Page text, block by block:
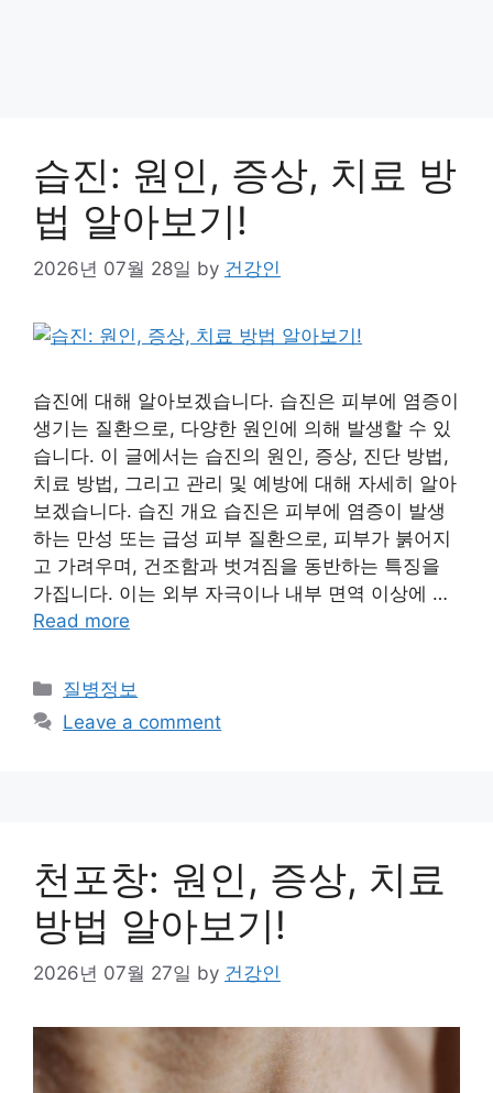
습진: 원인, 증상, 치료 방
법 알아보기!
2026년 07월 28일 by 건강인
습진에 대해 알아보겠습니다. 습진은 피부에 염증이
생기는 질환으로, 다양한 원인에 의해 발생할 수 있
습니다. 이 글에서는 습진의 원인, 증상, 진단 방법,
치료 방법, 그리고 관리 및 예방에 대해 자세히 알아
보겠습니다. 습진 개요 습진은 피부에 염증이 발생
하는 만성 또는 급성 피부 질환으로, 피부가 붉어지
고 가려우며, 건조함과 벗겨짐을 동반하는 특징을
가집니다. 이는 외부 자극이나 내부 면역 이상에 …
Read more
Categories
질병정보
Leave a comment
천포창: 원인, 증상, 치료
방법 알아보기!
2026년 07월 27일 by 건강인